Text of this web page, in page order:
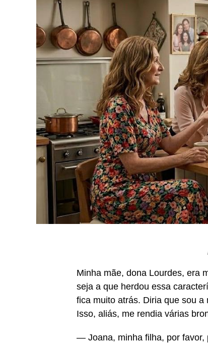
Minha mãe, dona Lourdes, era
seja a que herdou essa
fica muito atrás. Diria que sou
Isso, aliás, me rendia várias
— Joana, minha filha, por favor,